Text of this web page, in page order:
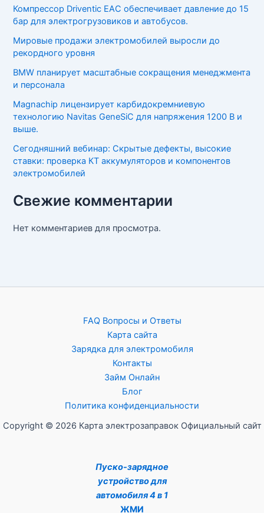
Компрессор Driventic EAC обеспечивает давление до 15
бар для электрогрузовиков и автобусов.
Мировые продажи электромобилей выросли до
рекордного уровня
BMW планирует масштабные сокращения менеджмента
и персонала
Magnachip лицензирует карбидокремниевую
технологию Navitas GeneSiC для напряжения 1200 В и
выше.
Сегодняшний вебинар: Скрытые дефекты, высокие
ставки: проверка КТ аккумуляторов и компонентов
электромобилей
Свежие комментарии
Нет комментариев для просмотра.
FAQ Вопросы и Ответы
Карта сайта
Зарядка для электромобиля
Контакты
Займ Онлайн
Блог
Политика конфиденциальности
Copyright © 2026 Карта электрозаправок Официальный сайт
Пуско-зарядное
устройство для
автомобиля 4 в 1
ЖМИ